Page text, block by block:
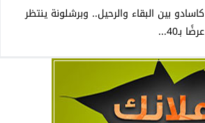
كاسادو بين البقاء والرحيل.. وبرشلونة ينتظر
عرضًا بـ40...